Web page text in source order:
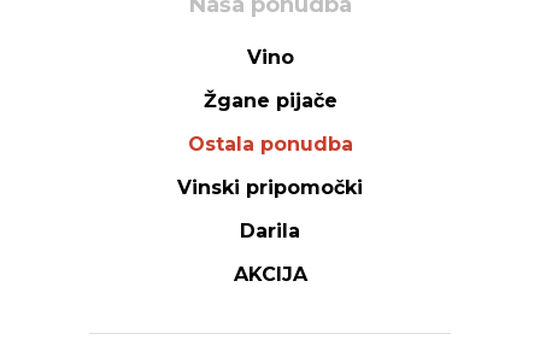
Vino
Žgane pijače
Ostala ponudba
Vinski pripomočki
Darila
AKCIJA